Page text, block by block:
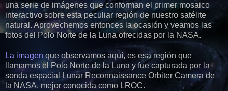
una serie de imágenes que conforman el primer mosaico
interactivo sobre esta peculiar región de nuestro satélite
natural. Aprovechemos entonces la ocasión y veamos las
fotos del Polo Norte de la Luna ofrecidas por la NASA.
La imagenque observamos aquí, es esa región que
llamamos el Polo Norte de la Luna y fue capturada por la
sonda espacial Lunar Reconnaissance Orbiter Camera de
la NASA, mejor conocida como LROC.